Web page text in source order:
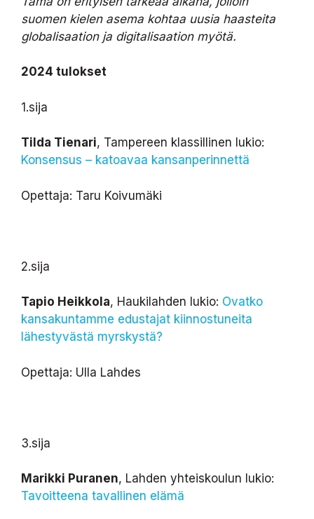
suomen kielen asema kohtaa uusia haasteita
globalisaation ja digitalisaation myötä.
2024 tulokset
1.sija
Tilda Tienari, Tampereen klassillinen lukio:
Konsensus – katoavaa kansanperinnettä
Opettaja: Taru Koivumäki
2.sija
Tapio Heikkola, Haukilahden lukio: Ovatko
kansakuntamme edustajat kiinnostuneita
lähestyvästä myrskystä?
Opettaja: Ulla Lahdes
3.sija
Marikki Puranen, Lahden yhteiskoulun lukio:
Tavoitteena tavallinen elämä